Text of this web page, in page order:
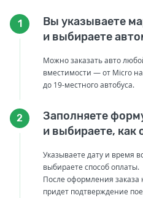
1
Вы указываете
и выбираете
Можно заказать авто
вместимости — от Micro
до 19-местного автобуса.
2
Заполняете
и выбираете, как
Указываете дату и время
выбираете способ оплаты.
После оформления заказа
придет подтверждение